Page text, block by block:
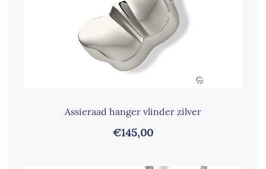
Assieraad hanger vlinder zilver
€145,00